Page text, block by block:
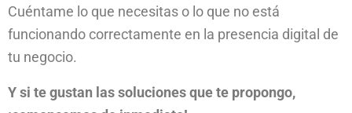
Cuéntame lo que necesitas o lo que no está
funcionando correctamente en la presencia digital de
tu negocio.
Y si te gustan las soluciones que te propongo,